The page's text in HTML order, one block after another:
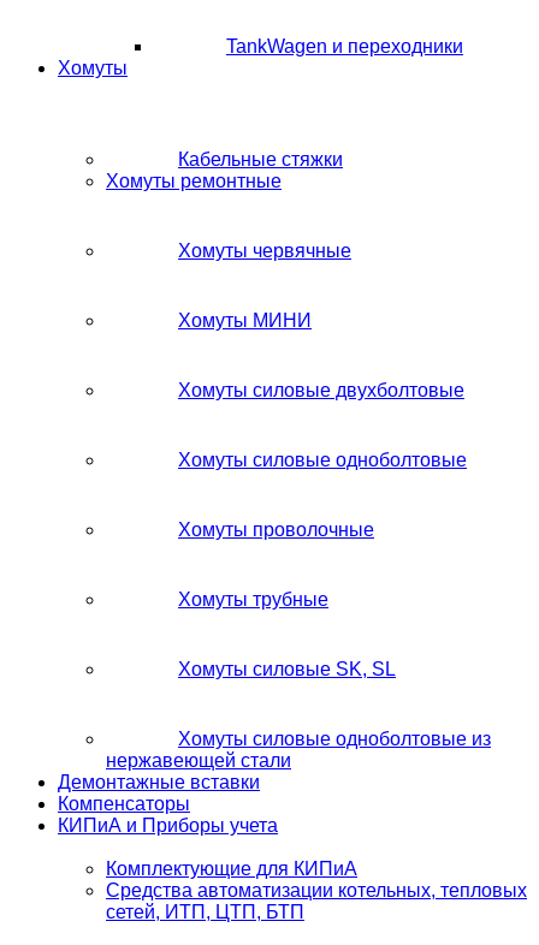
TankWagen и переходники
Хомуты
Кабельные стяжки
Хомуты ремонтные
Хомуты червячные
Хомуты МИНИ
Хомуты силовые двухболтовые
Хомуты силовые одноболтовые
Хомуты проволочные
Хомуты трубные
Хомуты силовые SK, SL
Хомуты силовые одноболтовые из
нержавеющей стали
Демонтажные вставки
Компенсаторы
КИПиА и Приборы учета
Комплектующие для КИПиА
Средства автоматизации котельных, тепловых
сетей, ИТП, ЦТП, БТП